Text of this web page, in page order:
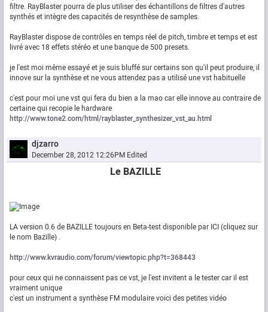
filtre. RayBlaster pourra de plus utiliser des échantillons de filtres d'autres
synthés et intègre des capacités de resynthèse de samples.
RayBlaster dispose de contrôles en temps réel de pitch, timbre et temps et est
livré avec 18 effets stéréo et une banque de 500 presets.
je l'est moi même essayé et je suis bluffé sur certains son qu'il peut produire, il
innove sur la synthèse et ne vous attendez pas a utilisé une vst habituelle
c'est pour moi une vst qui fera du bien a la mao car elle innove au contraire de
certaine qui recopie le hardware
http://www.tone2.com/html/rayblaster_synthesizer_vst_au.html
djzarro
December 28, 2012 12:26PM Edited
Le BAZILLE
LA version 0.6 de BAZILLE toujours en Beta-test disponible par ICI (cliquez sur
le nom Bazille) .
http://www.kvraudio.com/forum/viewtopic.php?t=368443
pour ceux qui ne connaissent pas ce vst, je l'est invitent a le tester car il est
vraiment unique
c'est un instrument a synthèse FM modulaire voici des petites vidéo